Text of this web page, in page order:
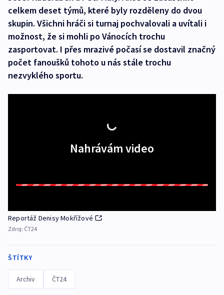
celkem deset týmů, které byly rozděleny do dvou
skupin. Všichni hráči si turnaj pochvalovali a uvítali i
možnost, že si mohli po Vánocích trochu
zasportovat. I přes mrazivé počasí se dostavil značný
počet fanoušků tohoto u nás stále trochu
nezvyklého sportu.
Nahrávám video
Reportáž Denisy Mokřížové
Zdroj: ČT24
ŠTÍTKY
Archiv ČT24